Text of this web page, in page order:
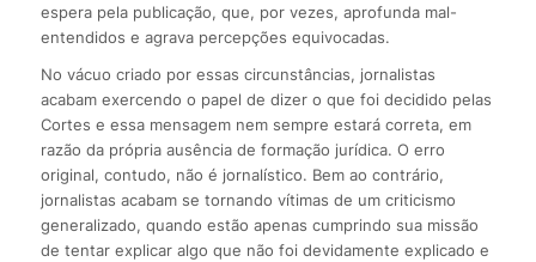
espera pela publicação, que, por vezes, aprofunda mal-
entendidos e agrava percepções equivocadas.
No vácuo criado por essas circunstâncias, jornalistas
acabam exercendo o papel de dizer o que foi decidido pelas
Cortes e essa mensagem nem sempre estará correta, em
razão da própria ausência de formação jurídica. O erro
original, contudo, não é jornalístico. Bem ao contrário,
jornalistas acabam se tornando vítimas de um criticismo
generalizado, quando estão apenas cumprindo sua missão
de tentar explicar algo que não foi devidamente explicado e